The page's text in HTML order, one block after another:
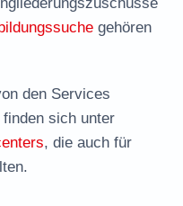
gehören
den Services
sich unter
, die auch für